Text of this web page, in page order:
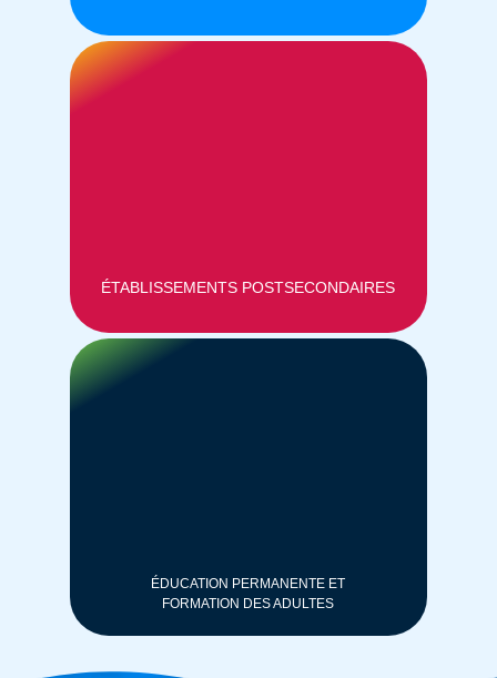
ÉTABLISSEMENTS POSTSECONDAIRES
ÉDUCATION PERMANENTE ET
FORMATION DES ADULTES